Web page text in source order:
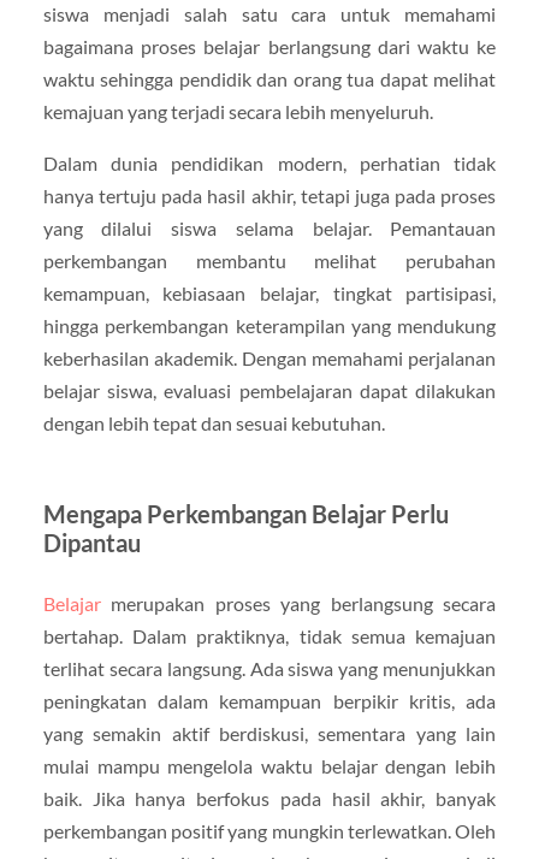
siswa menjadi salah satu cara untuk memahami
bagaimana proses belajar berlangsung dari waktu ke
waktu sehingga pendidik dan orang tua dapat melihat
kemajuan yang terjadi secara lebih menyeluruh.
Dalam dunia pendidikan modern, perhatian tidak
hanya tertuju pada hasil akhir, tetapi juga pada proses
yang dilalui siswa selama belajar. Pemantauan
perkembangan membantu melihat perubahan
kemampuan, kebiasaan belajar, tingkat partisipasi,
hingga perkembangan keterampilan yang mendukung
keberhasilan akademik. Dengan memahami perjalanan
belajar siswa, evaluasi pembelajaran dapat dilakukan
dengan lebih tepat dan sesuai kebutuhan.
Mengapa Perkembangan Belajar Perlu
Dipantau
Belajarmerupakan proses yang berlangsung secara
bertahap. Dalam praktiknya, tidak semua kemajuan
terlihat secara langsung. Ada siswa yang menunjukkan
peningkatan dalam kemampuan berpikir kritis, ada
yang semakin aktif berdiskusi, sementara yang lain
mulai mampu mengelola waktu belajar dengan lebih
baik. Jika hanya berfokus pada hasil akhir, banyak
perkembangan positif yang mungkin terlewatkan. Oleh